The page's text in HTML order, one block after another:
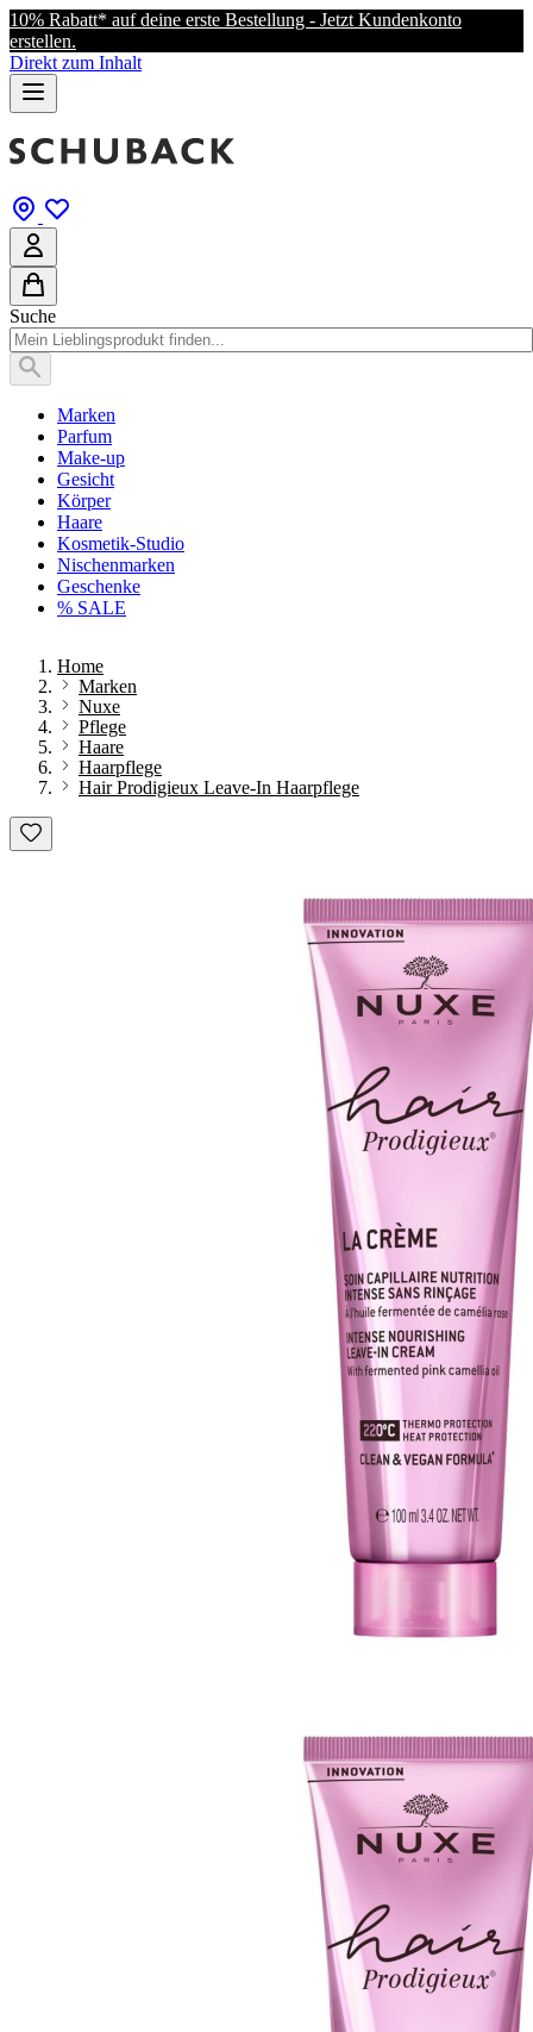
10% Rabatt* auf deine erste Bestellung - Jetzt Kundenkonto
erstellen.
Direkt zum Inhalt
Suche
Marken
Parfum
Make-up
Gesicht
Körper
Haare
Kosmetik-Studio
Nischenmarken
Geschenke
% SALE
Home
Marken
Nuxe
Pflege
Haare
Haarpflege
Hair Prodigieux Leave-In Haarpflege